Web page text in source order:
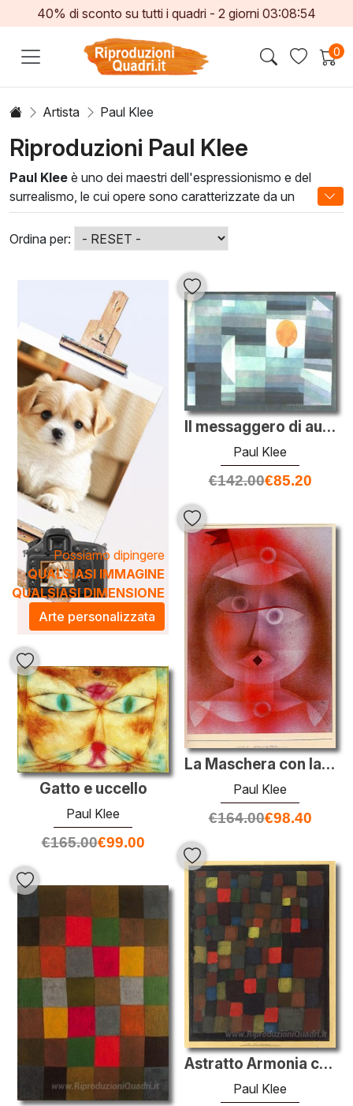
40% di sconto su tutti i quadri -2 giorni 03:08:52
0
Artista Paul Klee
Riproduzioni Paul Klee
Paul Klee è uno dei maestri dell'espressionismo e del
surrealismo, le cui opere sono caratterizzate da un
linguaggio visivo unico e da una profonda esplorazione
emotiva. Le sue tele vibrano di colori intensi e forme
stilizzate, che raccontano storie di sogni, fantastici
paesaggi e creature enigmatiche. Ogni dipinto di Klee è una
finestra su un mondo immaginario, invitando l'osservatore
a riflettere e a interpretare.
Aggiungere unaopera di Paul Kleeal vostro spazio non
solo arricchisce l'ambiente, ma trasforma anche la
percezione estetica dei vostri interni. Queste opere d'arte,
con la loro sofisticata semplicità e il loro fascino intrigante,
creano un'atmosfera di ispirazione e creatività, perfetta per
abitazioni, uffici o gallerie. Esplora la nostra collezione per
portare a casa un pezzo di innovazione artistica.
Ordina per:
Possiamo dipingere
QUALSIASI IMMAGINE
QUALSIASI DIMENSIONE
Arte personalizzata
Il messaggero di autunno
Paul Klee
€142.00€85.20
La Maschera con la bandierina
Paul Klee
€164.00€98.40
Gatto e uccello
Paul Klee
€165.00€99.00
Astratto Armonia colori in Quadrati con Vermillion Accenti
Paul Klee